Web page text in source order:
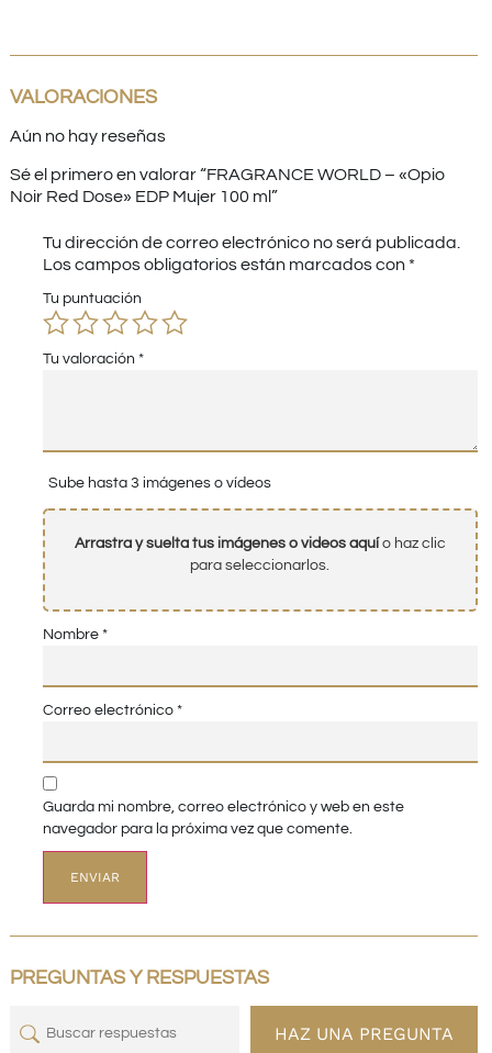
VALORACIONES
Aún no hay reseñas
Sé el primero en valorar “FRAGRANCE WORLD – «Opio
Noir Red Dose» EDP Mujer 100 ml”
Tu dirección de correo electrónico no será publicada.
Los campos obligatorios están marcados con *
Tu puntuación
Tu valoración *
Sube hasta 3 imágenes o vídeos
Arrastra y suelta tus imágenes o videos aquío haz clic
para seleccionarlos.
Nombre *
Correo electrónico *
Guarda mi nombre, correo electrónico y web en este
navegador para la próxima vez que comente.
PREGUNTAS Y RESPUESTAS
HAZ UNA PREGUNTA